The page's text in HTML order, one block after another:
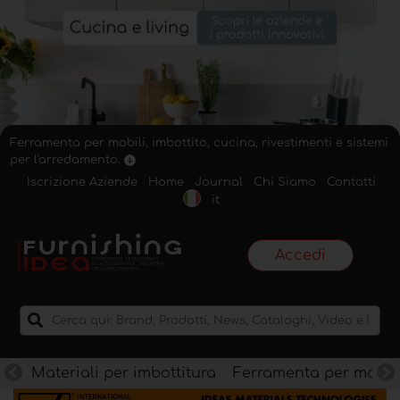
Ferramenta per mobili, imbottito, cucina, rivestimenti e sistemi
per l'arredamento.
Iscrizione Aziende
Home Journal Chi Siamo
Contatti
it
Accedi
Materiali per imbottitura Ferramenta per mobili